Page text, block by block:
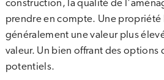
construction, la qualité de
prendre en compte. Une propriété
généralement une valeur plus
valeur. Un bien offrant des
potentiels.